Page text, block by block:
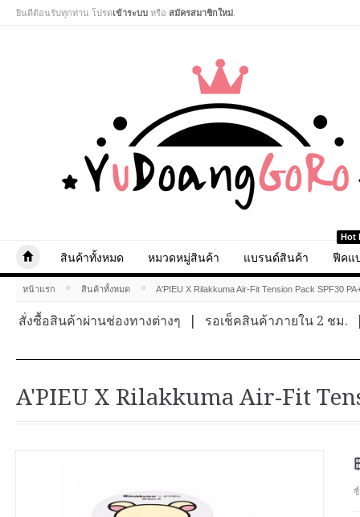
ยินดีต้อนรับทุกท่าน โปรดเข้าระบบ หรือ สมัครสมาชิกใหม่
สินค้าทั้งหมด หมวดหมู่สินค้า แบรนด์สินค้า
Hot
ฟีคแ
หน้าแรก » สินค้าทั้งหมด » A'PIEU X Rilakkuma Air-Fit Tension Pack SPF30
สั่งซื้อสินค้าผ่านช่องทางต่างๆ รอเช็คสินค้าภายใน 2 ชม.
A'PIEU X Rilakkuma Air-Fit